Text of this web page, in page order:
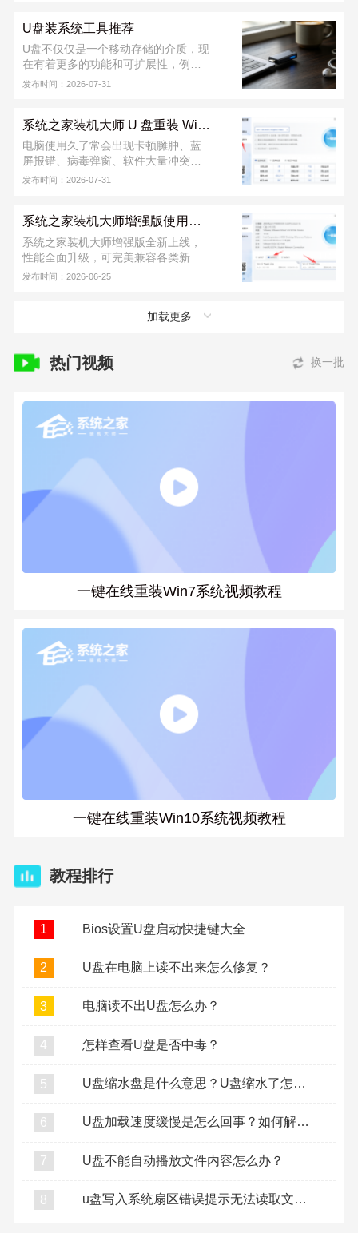
安装完成，不收取任何费用！若安装
出现问题，可联系系统之家装机大师
官方 QQ 群：822317920，寻求技术
U盘装系统工具推荐
U盘不仅仅是一个移动存储的介质，现
在有着更多的功能和可扩展性，例如
使用U盘做引导，给计算机安装操作系
发布时间：2026-07-31
系统之家装机大师 U 盘重装 Win11 系统教程
电脑使用久了常会出现卡顿臃肿、蓝
屏报错、病毒弹窗、软件大量冲突等
各类故障情况，这个时候用户们可以
从下载到安装完成，不收取任何费
用！若安装出现问题，可联系系统之
家装机大师官方 QQ 群：
发布时间：2026-07-31
系统之家装机大师增强版使用教程
系统之家装机大师增强版全新上线，
性能全面升级，可完美兼容各类新旧
硬件，同时支持 UEFI、Legacy 双引
稳定，日常装系统省心又便捷。下面
发布时间：2026-06-25
加载更多
热门视频 换一批
一键在线重装Win7系统视频教程
一键在线重装Win10系统视频教程
教程排行
1 Bios设置U盘启动快捷键大全
2 U盘在电脑上读不出来怎么修复？
3 电脑读不出U盘怎么办？
4 怎样查看U盘是否中毒？
5 U盘缩水盘是什么意思？U盘缩水了怎么复原？
6 U盘加载速度缓慢是怎么回事？如何解决U盘加载缓慢？
7 U盘不能自动播放文件内容怎么办？
8 u盘写入系统扇区错误提示无法读取文件怎么办？